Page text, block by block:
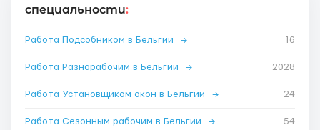
специальности:
Работа Подсобником в Бельгии → 16
Работа Разнорабочим в Бельгии → 2028
Работа Установщиком окон в Бельгии → 24
Работа Сезонным рабочим в Бельгии → 54